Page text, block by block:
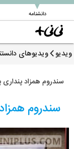
دانشنامه
▼
ویدیو ویدیوهای
سندروم همزاد پنداری
سندروم